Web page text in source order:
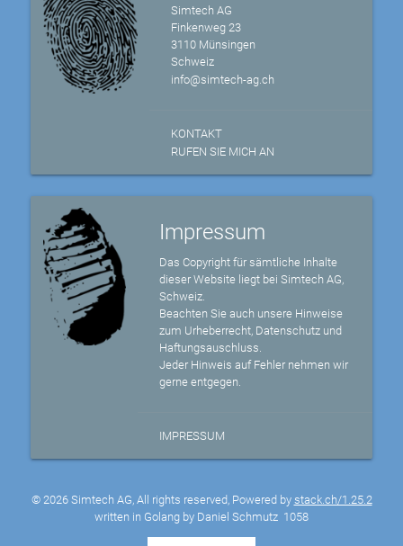
Simtech AG
Finkenweg 23
3110 Münsingen
Schweiz
info@simtech-ag.ch
KONTAKT
RUFEN SIE MICH AN
Impressum
Das Copyright für sämtliche Inhalte
dieser Website liegt bei Simtech AG,
Schweiz.
Beachten Sie auch unsere Hinweise
zum Urheberrecht, Datenschutz und
Haftungsauschluss.
Jeder Hinweis auf Fehler nehmen wir
gerne entgegen.
IMPRESSUM
© 2026 Simtech AG, All rights reserved, Powered by stack.ch/1.25.2
written in Golang by Daniel Schmutz 1058